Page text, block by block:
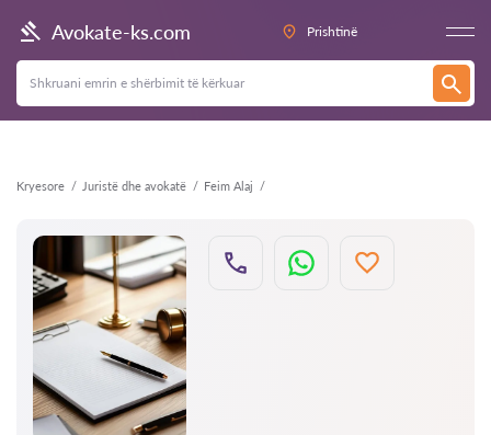
Avokate-ks.com Prishtinë
Kryesore Juristë dhe avokatë Feim Alaj
Kthehu